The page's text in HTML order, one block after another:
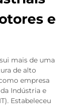
e
mais de uma
de alto
empresa
Indústria e
Estabeleceu